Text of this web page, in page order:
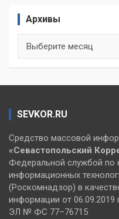
Архивы
SEVKOR.RU
Средство массовой
«Севастопольский
Федеральной службой по
информационных
(Роскомнадзор) в
информации от 06.09.2019
ЭЛ № ФС 77–76715